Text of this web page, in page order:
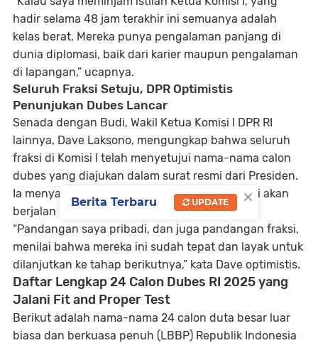
hadir selama 48 jam terakhir ini semuanya adalah
kelas berat. Mereka punya pengalaman panjang di
dunia diplomasi, baik dari karier maupun pengalaman
di lapangan,” ucapnya.
Seluruh Fraksi Setuju, DPR Optimistis
Penunjukan Dubes Lancar
Senada dengan Budi, Wakil Ketua Komisi I DPR RI
lainnya, Dave Laksono, mengungkap bahwa seluruh
fraksi di Komisi I telah menyetujui nama-nama calon
dubes yang diajukan dalam surat resmi dari Presiden.
Ia menyatakan keyakinannya bahwa proses ini akan
berjalan mulus hingga tahap penetapan akhir.
“Pandangan saya pribadi, dan juga pandangan fraksi,
menilai bahwa mereka ini sudah tepat dan layak untuk
dilanjutkan ke tahap berikutnya,” kata Dave optimistis.
Daftar Lengkap 24 Calon Dubes RI 2025 yang
Jalani Fit and Proper Test
Berikut adalah nama-nama 24 calon duta besar luar
biasa dan berkuasa penuh (LBBP) Republik Indonesia
×
Berita Terbaru UPDATE